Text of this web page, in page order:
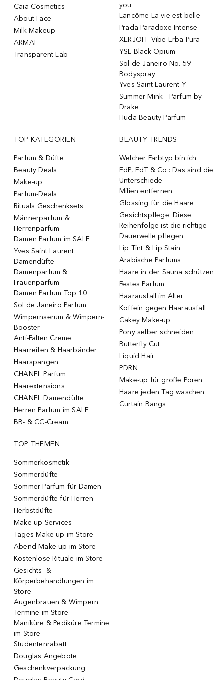
Caia Cosmetics
About Face
Milk Makeup
ARMAF
Transparent Lab
you
Lancôme La vie est belle
Prada Paradoxe Intense
XERJOFF Vibe Erba Pura
YSL Black Opium
Sol de Janeiro No. 59
Bodyspray
Yves Saint Laurent Y
Summer Mink - Parfum by
Drake
Huda Beauty Parfum
TOP KATEGORIEN
Parfum & Düfte
Beauty Deals
Make-up
Parfum-Deals
Rituals Geschenksets
Männerparfum &
Herrenparfum
Damen Parfum im SALE
Yves Saint Laurent
Damendüfte
Damenparfum &
Frauenparfum
Damen Parfum Top 10
Sol de Janeiro Parfum
Wimpernserum & Wimpern-
Booster
Anti-Falten Creme
Haarreifen & Haarbänder
Haarspangen
CHANEL Parfum
Haarextensions
CHANEL Damendüfte
Herren Parfum im SALE
BB- & CC-Cream
BEAUTY TRENDS
Welcher Farbtyp bin ich
EdP, EdT & Co.: Das sind die
Unterschiede
Milien entfernen
Glossing für die Haare
Gesichtspflege: Diese
Reihenfolge ist die richtige
Dauerwelle pflegen
Lip Tint & Lip Stain
Arabische Parfums
Haare in der Sauna schützen
Festes Parfum
Haarausfall im Alter
Koffein gegen Haarausfall
Cakey Make-up
Pony selber schneiden
Butterfly Cut
Liquid Hair
PDRN
Make-up für große Poren
Haare jeden Tag waschen
Curtain Bangs
TOP THEMEN
Sommerkosmetik
Sommerdüfte
Sommer Parfum für Damen
Sommerdüfte für Herren
Herbstdüfte
Make-up-Services
Tages-Make-up im Store
Abend-Make-up im Store
Kostenlose Rituale im Store
Gesichts- &
Körperbehandlungen im
Store
Augenbrauen & Wimpern
Termine im Store
Maniküre & Pediküre Termine
im Store
Studentenrabatt
Douglas Angebote
Geschenkverpackung